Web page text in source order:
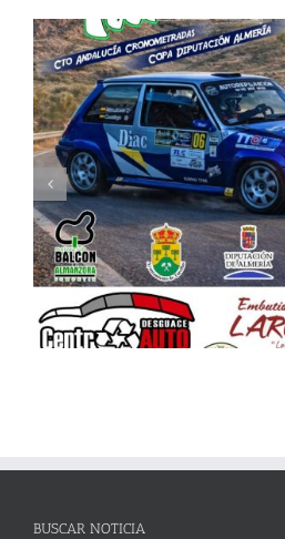
Celebrada la
BUSCAR NOTICIA